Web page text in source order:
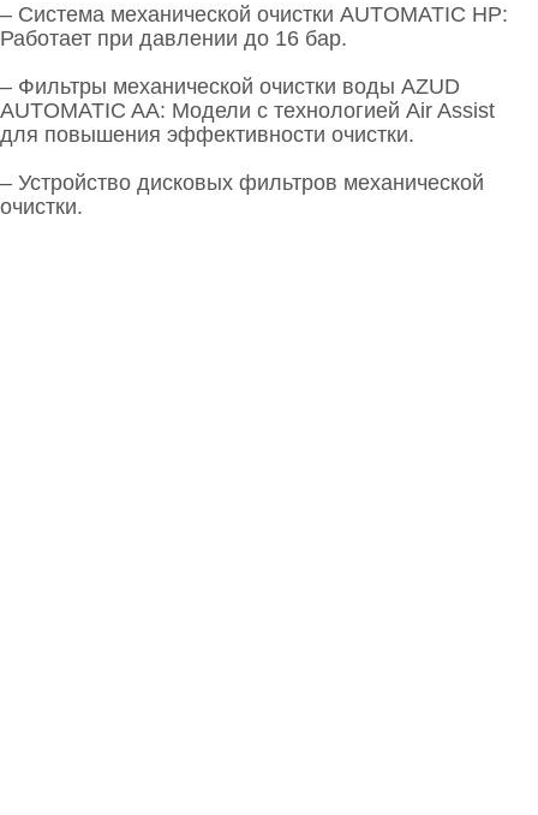
– Система механической очистки AUTOMATIC HP:
Работает при давлении до 16 бар.
– Фильтры механической очистки воды AZUD
AUTOMATIC AA: Модели с технологией Air Assist
для повышения эффективности очистки.
– Устройство дисковых фильтров механической
очистки.